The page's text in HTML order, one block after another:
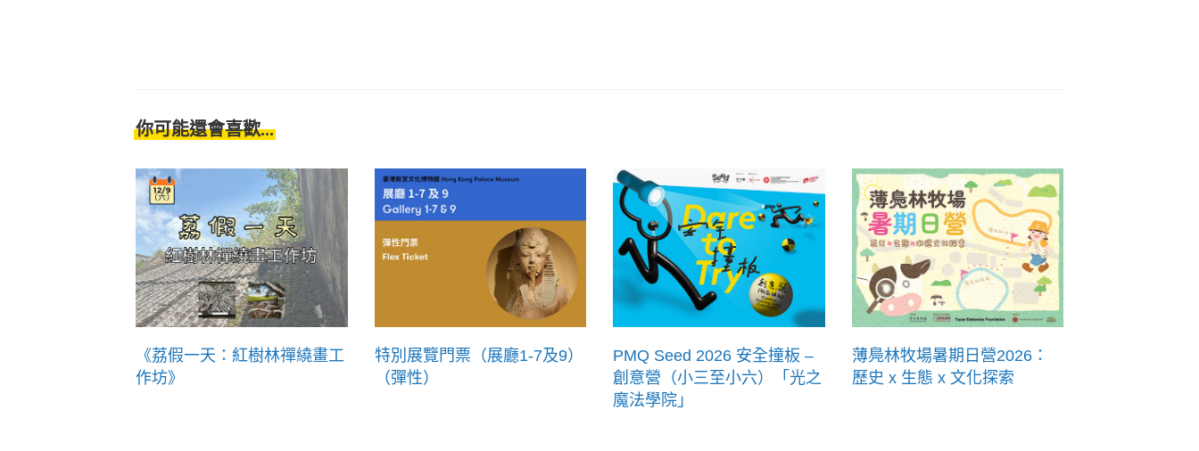
你可能還會喜歡...
《荔假一天：紅樹林禪繞畫工
作坊》
特別展覽門票（展廳1-7及9）
（彈性）
PMQ Seed 2026 安全撞板 –
創意營（小三至小六）「光之
魔法學院」
薄鳧林牧場暑期日營2026：
歷史 x 生態 x 文化探索